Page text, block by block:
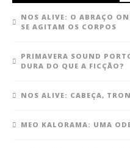
NOS ALIVE: O ABRAÇO
SE AGITAM OS CORPOS
PRIMAVERA SOUND
DURA DO QUE A FICÇÃO?
NOS ALIVE: CABEÇA,
MEO KALORAMA: UMA